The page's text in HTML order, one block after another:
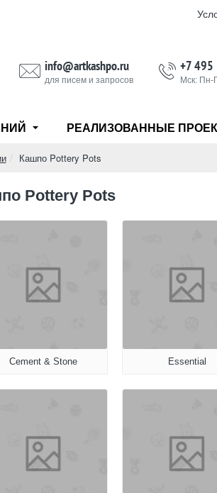
info@artkashpo.ru
для писем и запросов
+7
Мск: Пн-
РЕАЛИЗОВАННЫЕ
Кашпо Pottery Pots
Pottery Pots
Cement & Stone Essential